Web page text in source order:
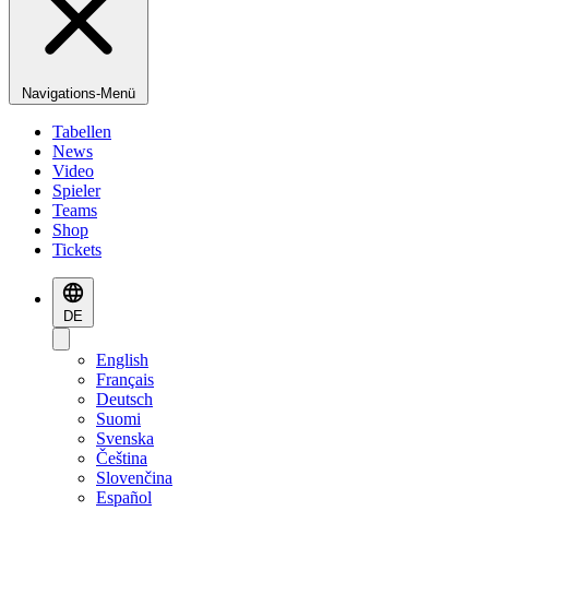
Navigations-Menü
Tabellen
News
Video
Spieler
Teams
Shop
Tickets
DE
English
Français
Deutsch
Suomi
Svenska
Čeština
Slovenčina
Español